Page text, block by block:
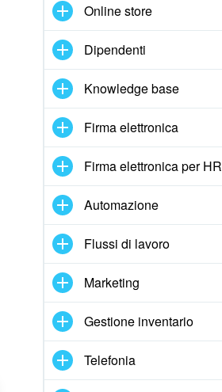
Online store
Dipendenti
Knowledge base
Firma elettronica
Firma elettronica per HR
Automazione
Flussi di lavoro
Marketing
Gestione inventario
Telefonia